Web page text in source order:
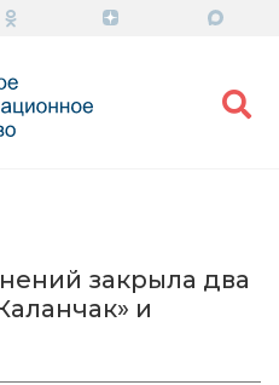
закрыла два
и